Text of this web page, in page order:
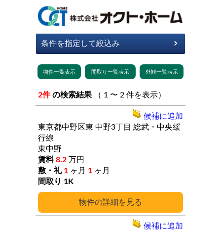
2件 の検索結果 （ 1 〜 2 件を表示）
詳細
東京都中野区東 中野3丁目 総武・中央緩
行線
東中野
8.2 万円
1 ヶ月 1 ヶ月
1K
候補に追加
候補に追加